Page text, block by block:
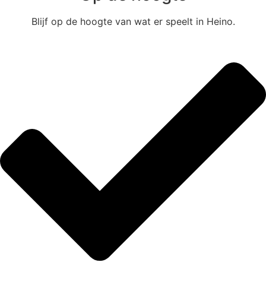
Blijf op de hoogte van wat er speelt in Heino.